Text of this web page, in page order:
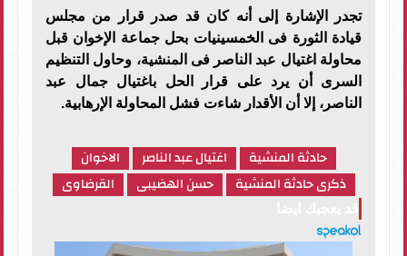
تجدر الإشارة إلى أنه كان قد صدر قرار من مجلس
قيادة الثورة فى الخمسينيات بحل جماعة الإخوان قبل
محاولة اغتيال عبد الناصر فى المنشية، وحاول التنظيم
السرى أن يرد على قرار الحل باغتيال جمال عبد
الناصر، إلا أن الأقدار شاءت فشل المحاولة الإرهابية.
حادثة المنشية اغتيال عبد الناصر
الاخوان
ذكرى حادثة المنشية
حسن الهضيبى القرضاوى